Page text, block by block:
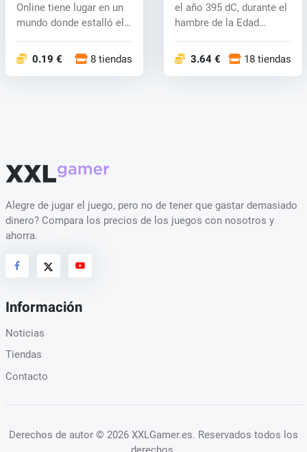
Online tiene lugar en un
mundo donde estalló el
0.19 € 8 tiendas
el año 395 dC, durante el
hambre de la Edad
3.64 € 18 tiendas
Alegre de jugar el juego, pero no de tener que gastar demasiado
dinero? Compara los precios de los juegos con nosotros y
ahorra.
Información
Noticias
Tiendas
Contacto
Derechos de autor © 2026 XXLGamer.es. Reservados todos los